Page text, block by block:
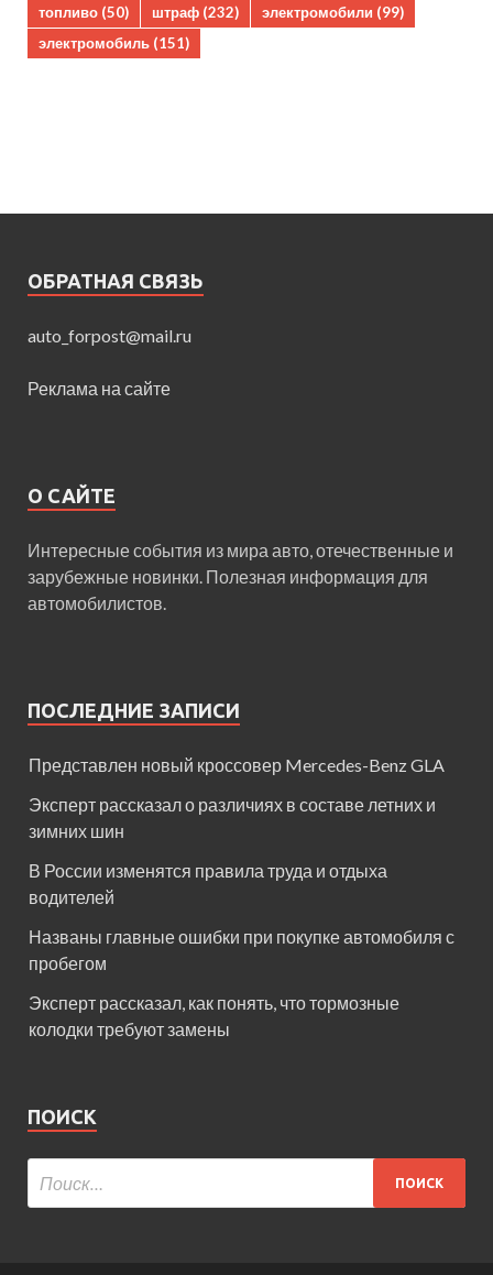
топливо (50) штраф (232) электромобили (99)
электромобиль (151)
ОБРАТНАЯ СВЯЗЬ
auto_forpost@mail.ru
Реклама на сайте
О САЙТЕ
Интересные события из мира авто, отечественные и
зарубежные новинки. Полезная информация для
автомобилистов.
ПОСЛЕДНИЕ ЗАПИСИ
Представлен новый кроссовер Mercedes-Benz GLA
Эксперт рассказал о различиях в составе летних и
зимних шин
В России изменятся правила труда и отдыха
водителей
Названы главные ошибки при покупке автомобиля с
пробегом
Эксперт рассказал, как понять, что тормозные
колодки требуют замены
ПОИСК